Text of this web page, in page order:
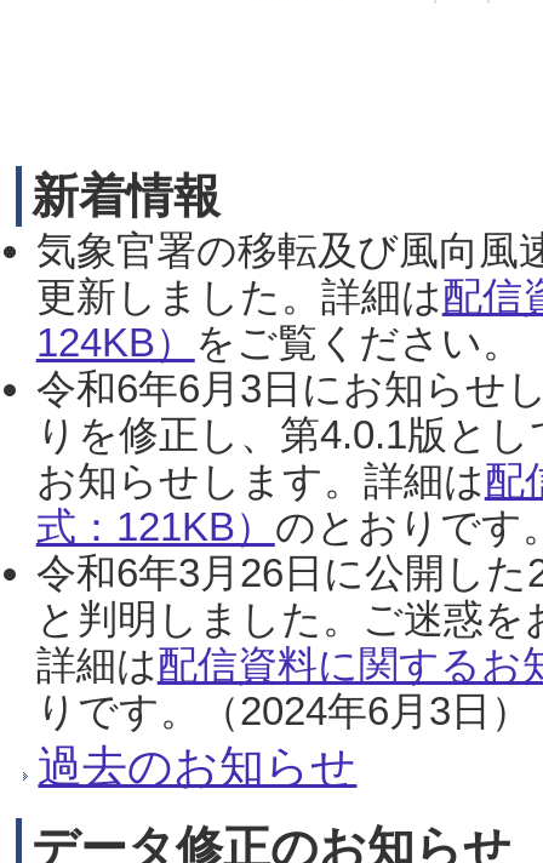
新着情報
気象官署の移転及び風向風
更新しました。詳細は配信
124KB） をご覧ください。
令和6年6月3日にお知らせ
りを修正し、第4.0.1版と
お知らせします。詳細は配
式：121KB） のとおりです
令和6年3月26日に公開し
と判明しました。ご迷惑
詳細は配信資料に関するお
りです。（2024年6月3日）
過去のお知らせ
データ修正のお知らせ